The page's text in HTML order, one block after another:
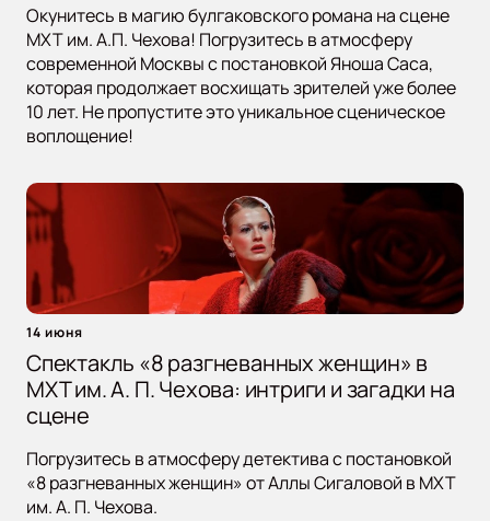
Окунитесь в магию булгаковского романа на сцене
МХТ им. А.П. Чехова! Погрузитесь в атмосферу
современной Москвы с постановкой Яноша Саса,
которая продолжает восхищать зрителей уже более
10 лет. Не пропустите это уникальное сценическое
воплощение!
14 июня
Спектакль «8 разгневанных женщин» в
МХТ им. А. П. Чехова: интриги и загадки на
сцене
Погрузитесь в атмосферу детектива с постановкой
«8 разгневанных женщин» от Аллы Сигаловой в МХТ
им. А. П. Чехова.